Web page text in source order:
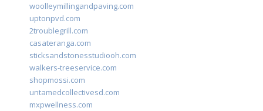
woolleymillingandpaving.com
uptonpvd.com
2troublegrill.com
casateranga.com
sticksandstonesstudiooh.com
walkers-treeservice.com
shopmossi.com
untamedcollectivesd.com
mxpwellness.com